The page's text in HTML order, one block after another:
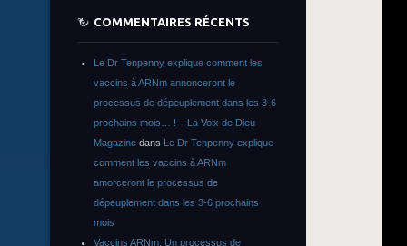
COMMENTAIRES RÉCENTS
Le Dr Tenpenny explique comment les
vaccins à ARNm annonceront le
processus de dépeuplement dans les 3-6
prochains mois… ! – La Voix de Dieu
Magazine dans Le Dr Tenpenny explique
comment les vaccins à ARNm
amorceront le processus de
dépeuplement dans les 3-6 prochains
mois
Vaccins ARNm: Un processus de